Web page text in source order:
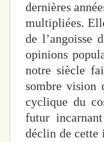
dernières
multipliées.
de l’angoisse
opinions
notre siècle
sombre vision
cyclique du
futur
déclin de cette